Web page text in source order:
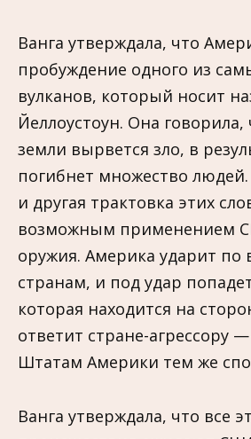
Ванга утверждала, что
пробуждение одного из
вулканов, который носит
Йеллоустоун. Она говорила,
земли вырвется зло, в
погибнет множество
и другая трактовка этих
возможным применением
оружия. Америка ударит по
странам, и под удар
которая находится на
ответит стране-агрессору
Штатам Америки тем же
Ванга утверждала, что все